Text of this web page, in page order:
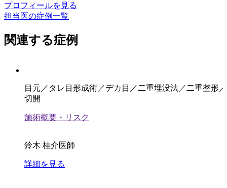
プロフィールを見る
担当医の症例一覧
関連する症例
目元／タレ目形成術／デカ目／二重埋没法／二重整形
切開
施術概要・リスク
鈴木 桂介医師
詳細を見る